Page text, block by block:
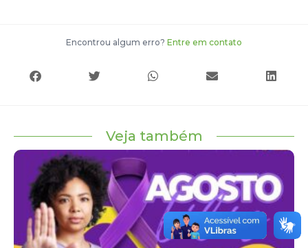
Encontrou algum erro? Entre em contato
Veja também